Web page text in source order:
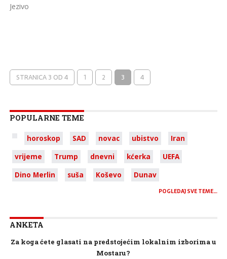
Jezivo
STRANICA 3 OD 4 1 2 3 4
POPULARNE TEME
horoskop SAD novac ubistvo
Iran
vrijeme
Trump dnevni kćerka
UEFA
Dino Merlin
suša Koševo Dunav
POGLEDAJ SVE TEME…
ANKETA
Za koga ćete glasati na predstojećim lokalnim izborima u
Mostaru?